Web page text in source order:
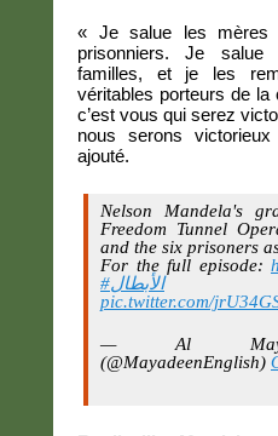
« Je salue les mères
prisonniers. Je
familles, et je les
véritables porteurs de
c’est vous qui serez
nous serons
ajouté.
Nelson Mandela's
Freedom Tunnel
and the six prisoners
For the full episode:
#الأبطال
pic.twitter.com/
— Al
(@MayadeenEnglish)